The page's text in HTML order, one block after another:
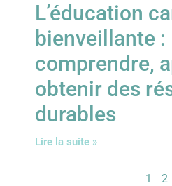
L’éducation
bienveillante :
comprendre,
obtenir des
durables
Lire la suite »
1 2